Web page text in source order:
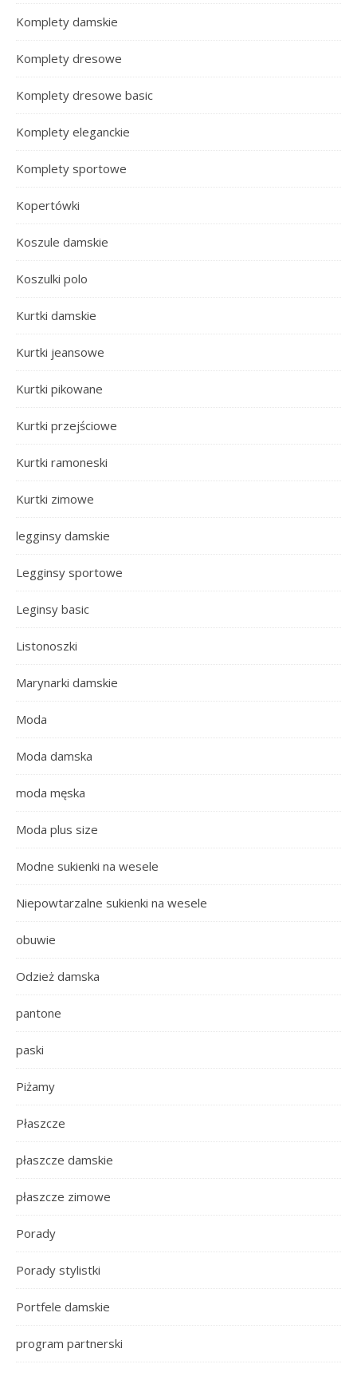
Komplety damskie
Komplety dresowe
Komplety dresowe basic
Komplety eleganckie
Komplety sportowe
Kopertówki
Koszule damskie
Koszulki polo
Kurtki damskie
Kurtki jeansowe
Kurtki pikowane
Kurtki przejściowe
Kurtki ramoneski
Kurtki zimowe
legginsy damskie
Legginsy sportowe
Leginsy basic
Listonoszki
Marynarki damskie
Moda
Moda damska
moda męska
Moda plus size
Modne sukienki na wesele
Niepowtarzalne sukienki na wesele
obuwie
Odzież damska
pantone
paski
Piżamy
Płaszcze
płaszcze damskie
płaszcze zimowe
Porady
Porady stylistki
Portfele damskie
program partnerski